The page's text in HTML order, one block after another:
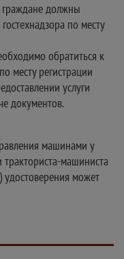
граждане должны
по месту
обратиться к
месту регистрации
услуги
документов.
машинами у
машиниста
удостоверения может